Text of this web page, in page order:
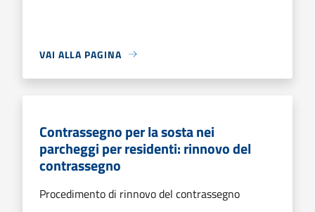
VAI ALLA PAGINA
Contrassegno per la sosta nei
parcheggi per residenti: rinnovo del
contrassegno
Procedimento di rinnovo del contrassegno